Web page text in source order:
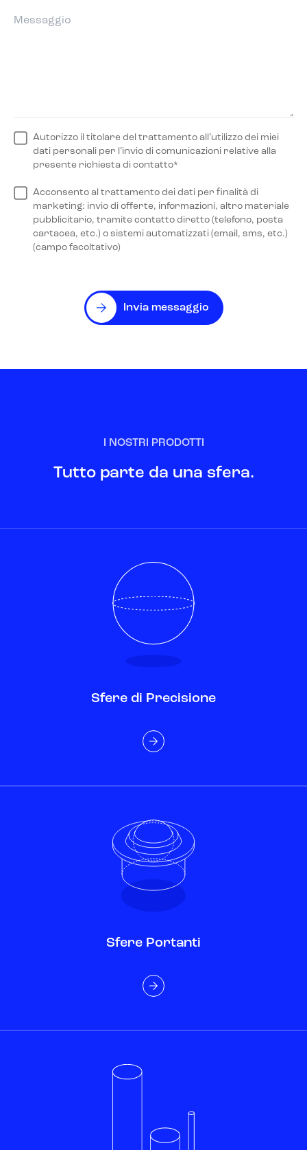
Autorizzo il titolare del trattamento all’utilizzo dei miei
dati personali per l’invio di comunicazioni relative alla
presente richiesta di contatto*
Acconsento al trattamento dei dati per finalità di
marketing: invio di offerte, informazioni, altro materiale
pubblicitario, tramite contatto diretto (telefono, posta
cartacea, etc.) o sistemi automatizzati (email, sms, etc.)
(campo facoltativo)
Invia messaggio
I NOSTRI PRODOTTI
Tutto parte da una sfera.
Sfere di Precisione
Sfere Portanti